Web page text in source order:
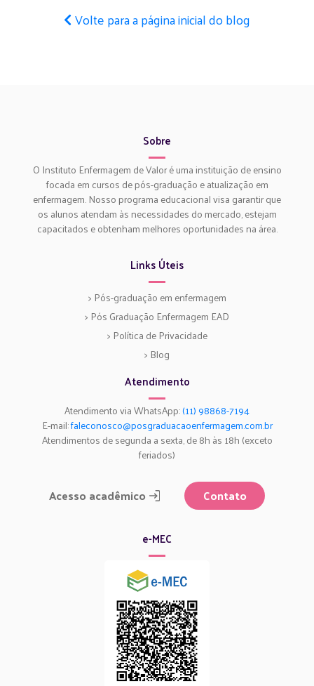
Volte para a página inicial do blog
Sobre
O Instituto Enfermagem de Valor é uma instituição de ensino
focada em cursos de pós-graduação e atualização em
enfermagem. Nosso programa educacional visa garantir que
os alunos atendam às necessidades do mercado, estejam
capacitados e obtenham melhores oportunidades na área.
Links Úteis
> Pós-graduação em enfermagem
> Pós Graduação Enfermagem EAD
> Política de Privacidade
> Blog
Atendimento
Atendimento via WhatsApp:(11) 98868-7194
E-mail:faleconosco@posgraduacaoenfermagem.com.br
Atendimentos de segunda a sexta, de 8h às 18h (exceto
feriados)
Acesso acadêmico Contato
e-MEC